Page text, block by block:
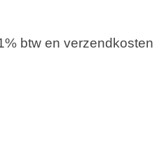
btw en verzendkosten